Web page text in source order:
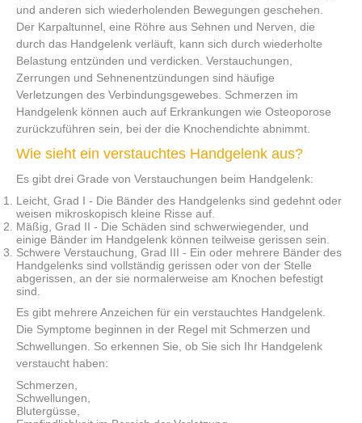
und anderen sich wiederholenden Bewegungen geschehen.
Der Karpaltunnel, eine Röhre aus Sehnen und Nerven, die
durch das Handgelenk verläuft, kann sich durch wiederholte
Belastung entzünden und verdicken. Verstauchungen,
Zerrungen und Sehnenentzündungen sind häufige
Verletzungen des Verbindungsgewebes. Schmerzen im
Handgelenk können auch auf Erkrankungen wie Osteoporose
zurückzuführen sein, bei der die Knochendichte abnimmt.
Wie sieht ein verstauchtes Handgelenk aus?
Es gibt drei Grade von Verstauchungen beim Handgelenk:
Leicht, Grad I - Die Bänder des Handgelenks sind gedehnt oder
weisen mikroskopisch kleine Risse auf.
Mäßig, Grad II - Die Schäden sind schwerwiegender, und
einige Bänder im Handgelenk können teilweise gerissen sein.
Schwere Verstauchung, Grad III - Ein oder mehrere Bänder des
Handgelenks sind vollständig gerissen oder von der Stelle
abgerissen, an der sie normalerweise am Knochen befestigt
sind.
Es gibt mehrere Anzeichen für ein verstauchtes Handgelenk.
Die Symptome beginnen in der Regel mit Schmerzen und
Schwellungen. So erkennen Sie, ob Sie sich Ihr Handgelenk
verstaucht haben:
Schmerzen,
Schwellungen,
Blutergüsse,